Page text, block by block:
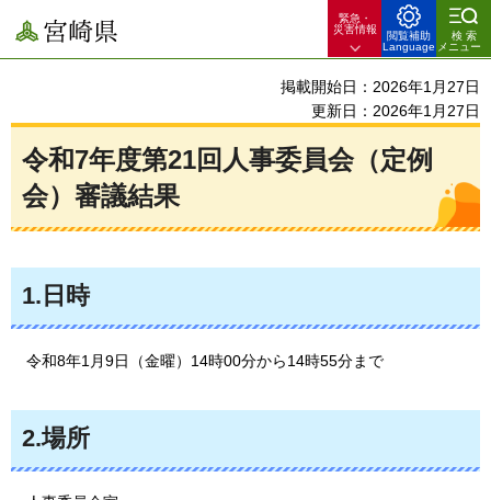
宮崎県
緊急・
災害情報
閲覧補助
Language
検索
メニュー
掲載開始日：2026年1月27日
更新日：2026年1月27日
令和7年度第21回人事委員会（定例
会）審議結果
1.日時
令和8年1月9日（金曜）14時00分から14時55分まで
2.場所